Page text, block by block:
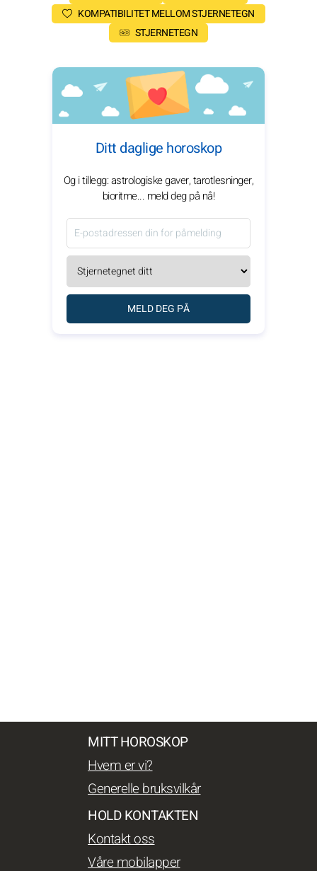
KOMPATIBILITET MELLOM STJERNETEGN
STJERNETEGN
Ditt daglige horoskop
Og i tillegg: astrologiske gaver, tarotlesninger,
bioritme... meld deg på nå!
MELD DEG PÅ
MITT HOROSKOP
Hvem er vi?
Generelle bruksvilkår
HOLD KONTAKTEN
Kontakt oss
Våre mobilapper